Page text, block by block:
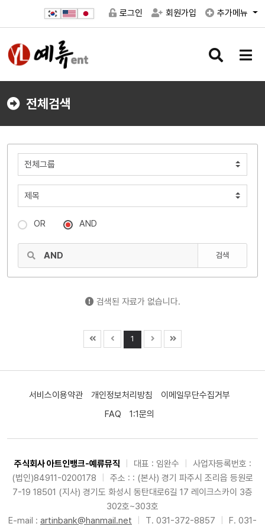
로그인 회원가입 추가메뉴
검
버
메
버
전체검색
OR AND
검색
검색된 자료가 없습니다.
1
서비스이용약관 개인정보처리방침
이메일무단수집거부
FAQ
1:1문의
주식회사 아트인뱅크-예류뮤직 대표 : 임완수
사업자등록번호 :
(법인)84911-0200178
주소 : : (본사) 경기 파주시 조리읍 등원로
7-19 18501 (지사) 경기도 화성시 동탄대로6길 17 레이크스카이 3층
302호~303호
E-mail : artinbank@hanmail.net T. 031-372-8857
F. 031-